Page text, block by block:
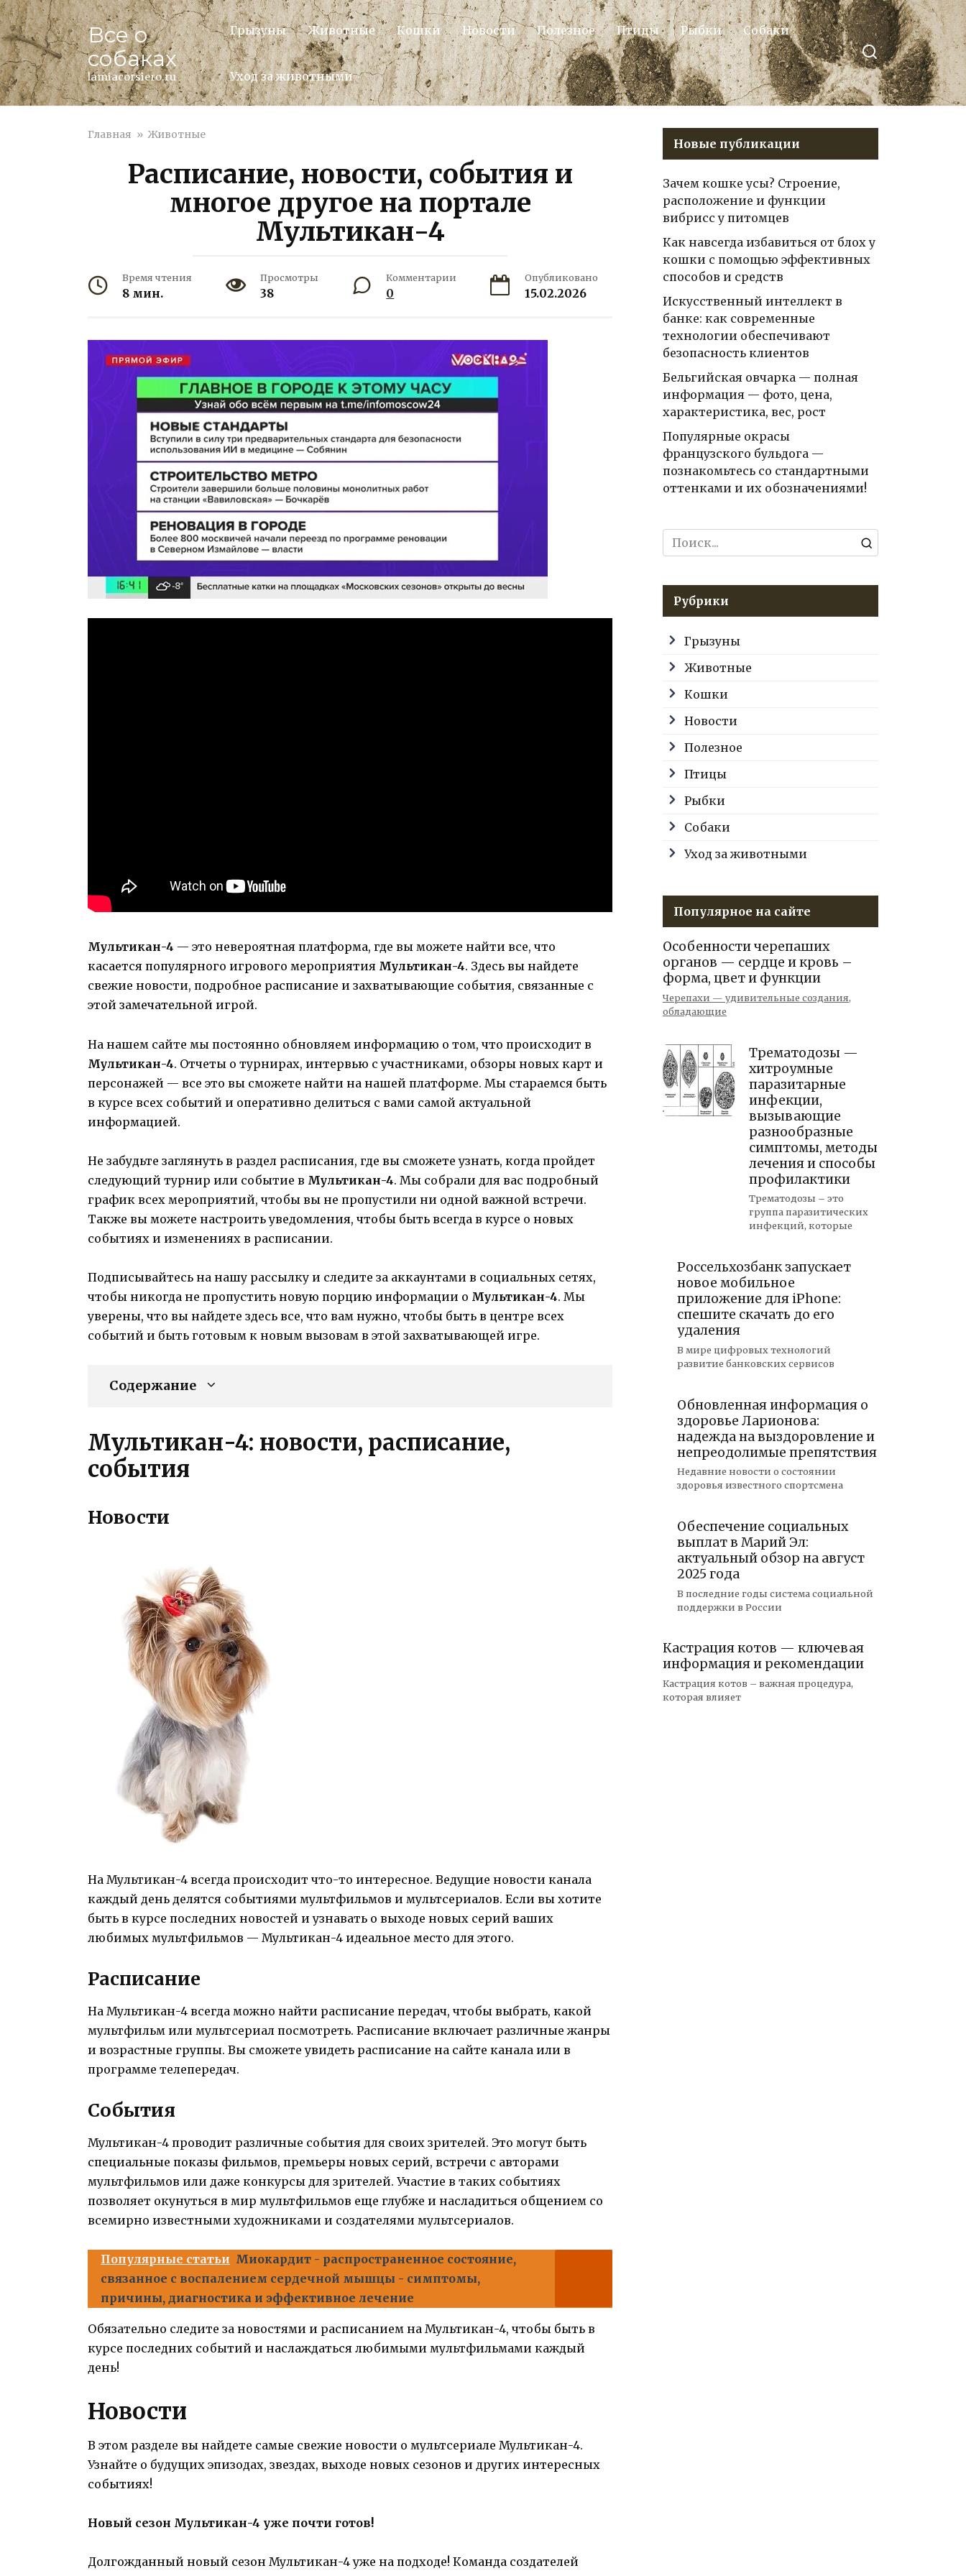
Перейти
к
контенту
Все о
собаках
lamiacorsiero.ru
Грызуны Животные Кошки Новости Полезное Птицы Рыбки Собаки
Уход за животными
Главная » Животные
Расписание, новости, события и
многое другое на портале
Мультикан-4
Время чтения
8 мин.
Просмотры
38
Комментарии
0
Опубликовано
15.02.2026
Мультикан-4 — это невероятная платформа, где вы можете найти все, что
касается популярного игрового мероприятия Мультикан-4. Здесь вы найдете
свежие новости, подробное расписание и захватывающие события, связанные с
этой замечательной игрой.
На нашем сайте мы постоянно обновляем информацию о том, что происходит в
Мультикан-4. Отчеты о турнирах, интервью с участниками, обзоры новых карт и
персонажей — все это вы сможете найти на нашей платформе. Мы стараемся быть
в курсе всех событий и оперативно делиться с вами самой актуальной
информацией.
Не забудьте заглянуть в раздел расписания, где вы сможете узнать, когда пройдет
следующий турнир или событие в Мультикан-4. Мы собрали для вас подробный
график всех мероприятий, чтобы вы не пропустили ни одной важной встречи.
Также вы можете настроить уведомления, чтобы быть всегда в курсе о новых
событиях и изменениях в расписании.
Подписывайтесь на нашу рассылку и следите за аккаунтами в социальных сетях,
чтобы никогда не пропустить новую порцию информации о Мультикан-4. Мы
уверены, что вы найдете здесь все, что вам нужно, чтобы быть в центре всех
событий и быть готовым к новым вызовам в этой захватывающей игре.
Содержание
Мультикан-4: новости, расписание,
события
Новости
На Мультикан-4 всегда происходит что-то интересное. Ведущие новости канала
каждый день делятся событиями мультфильмов и мультсериалов. Если вы хотите
быть в курсе последних новостей и узнавать о выходе новых серий ваших
любимых мультфильмов — Мультикан-4 идеальное место для этого.
Расписание
На Мультикан-4 всегда можно найти расписание передач, чтобы выбрать, какой
мультфильм или мультсериал посмотреть. Расписание включает различные жанры
и возрастные группы. Вы сможете увидеть расписание на сайте канала или в
программе телепередач.
События
Мультикан-4 проводит различные события для своих зрителей. Это могут быть
специальные показы фильмов, премьеры новых серий, встречи с авторами
мультфильмов или даже конкурсы для зрителей. Участие в таких событиях
позволяет окунуться в мир мультфильмов еще глубже и насладиться общением со
всемирно известными художниками и создателями мультсериалов.
Популярные статьи Миокардит - распространенное состояние,
связанное с воспалением сердечной мышцы - симптомы,
причины, диагностика и эффективное лечение
Обязательно следите за новостями и расписанием на Мультикан-4, чтобы быть в
курсе последних событий и наслаждаться любимыми мультфильмами каждый
день!
Новости
В этом разделе вы найдете самые свежие новости о мультсериале Мультикан-4.
Узнайте о будущих эпизодах, звездах, выходе новых сезонов и других интересных
событиях!
Новый сезон Мультикан-4 уже почти готов!
Долгожданный новый сезон Мультикан-4 уже на подходе! Команда создателей
Новые публикации
Зачем кошке усы? Строение,
расположение и функции
вибрисс у питомцев
Как навсегда избавиться от блох у
кошки с помощью эффективных
способов и средств
Искусственный интеллект в
банке: как современные
технологии обеспечивают
безопасность клиентов
Бельгийская овчарка — полная
информация — фото, цена,
характеристика, вес, рост
Популярные окрасы
французского бульдога —
познакомьтесь со стандартными
оттенками и их обозначениями!
Search
for:
Рубрики
Грызуны
Животные
Кошки
Новости
Полезное
Птицы
Рыбки
Собаки
Уход за животными
Популярное на сайте
Особенности черепаших
органов — сердце и кровь –
форма, цвет и функции
Черепахи — удивительные создания,
обладающие
Трематодозы —
хитроумные
паразитарные
инфекции,
вызывающие
разнообразные
симптомы, методы
лечения и способы
профилактики
Трематодозы – это
группа паразитических
инфекций, которые
Россельхозбанк запускает
новое мобильное
приложение для iPhone:
спешите скачать до его
удаления
В мире цифровых технологий
развитие банковских сервисов
Обновленная информация о
здоровье Ларионова:
надежда на выздоровление и
непреодолимые препятствия
Недавние новости о состоянии
здоровья известного спортсмена
Обеспечение социальных
выплат в Марий Эл:
актуальный обзор на август
2025 года
В последние годы система социальной
поддержки в России
Кастрация котов — ключевая
информация и рекомендации
Кастрация котов – важная процедура,
которая влияет